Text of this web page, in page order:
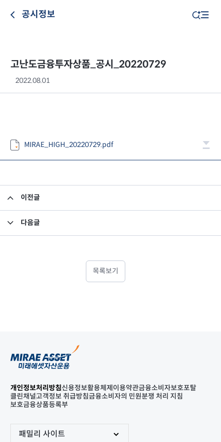
공시정보
고난도금융투자상품_공시_20220729
2022.08.01
MIRAE_HIGH_20220729.pdf
이전글
다음글
목록보기
개인정보처리방침신용정보활용체제 이용약관금융소비자보호포탈
클린채널고객정보 취급방침금융소비자의 민원분쟁 처리 지침
보호금융상품등록부
패밀리 사이트